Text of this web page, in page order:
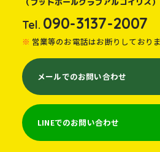
（フットボールクラブアルコイリス）
Tel. 090-3137-2007
営業等のお電話はお断りしており
メールでのお問い合わせ
LINEでのお問い合わせ